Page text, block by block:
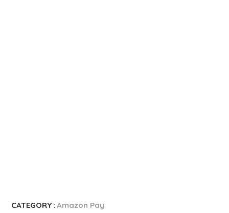
CATEGORY :Amazon Pay